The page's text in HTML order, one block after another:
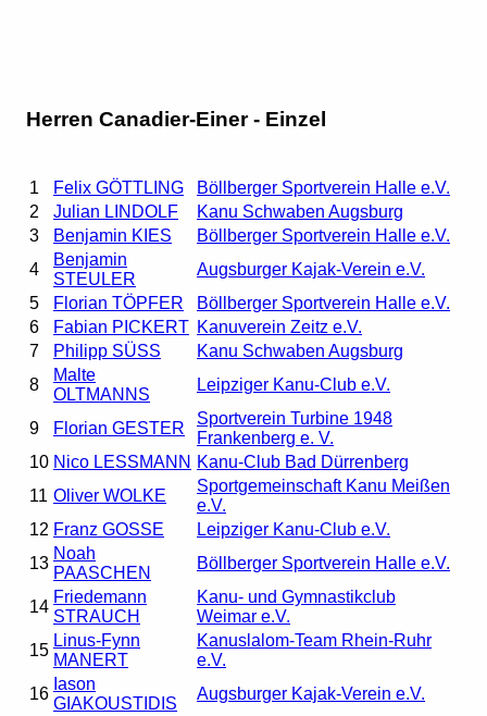
Herren Canadier-Einer - Einzel
1 Felix GÖTTLING
Böllberger Sportverein Halle e.V.
2
Julian LINDOLF
Kanu Schwaben Augsburg
3
Benjamin KIES
Böllberger Sportverein Halle e.V.
4
Benjamin
STEULER
Augsburger Kajak-Verein e.V.
5
Florian TÖPFER
Böllberger Sportverein Halle e.V.
6
Fabian PICKERT Kanuverein Zeitz e.V.
7
Philipp SÜSS
Kanu Schwaben Augsburg
8
Malte
OLTMANNS
Leipziger Kanu-Club e.V.
9 Florian GESTER
Sportverein Turbine 1948
Frankenberg e. V.
10 Nico LESSMANN Kanu-Club Bad Dürrenberg
11 Oliver WOLKE
Sportgemeinschaft Kanu Meißen
e.V.
12 Franz GOSSE
Leipziger Kanu-Club e.V.
13
Noah
PAASCHEN
Böllberger Sportverein Halle e.V.
14
Friedemann
STRAUCH
Kanu- und Gymnastikclub
Weimar e.V.
15
Linus-Fynn
MANERT
Kanuslalom-Team Rhein-Ruhr
e.V.
16
Iason
GIAKOUSTIDIS
Augsburger Kajak-Verein e.V.